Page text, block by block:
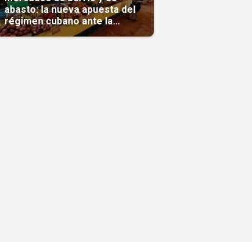
abasto: la nueva apuesta del
régimen cubano ante la
escasez